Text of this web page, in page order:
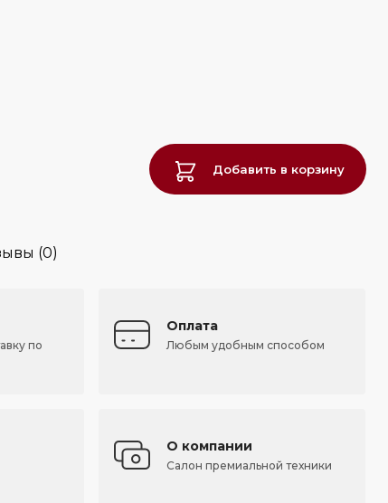
Добавить в корзину
(0)
по
Оплата
Любым удобным способом
О компании
Салон премиальной техники